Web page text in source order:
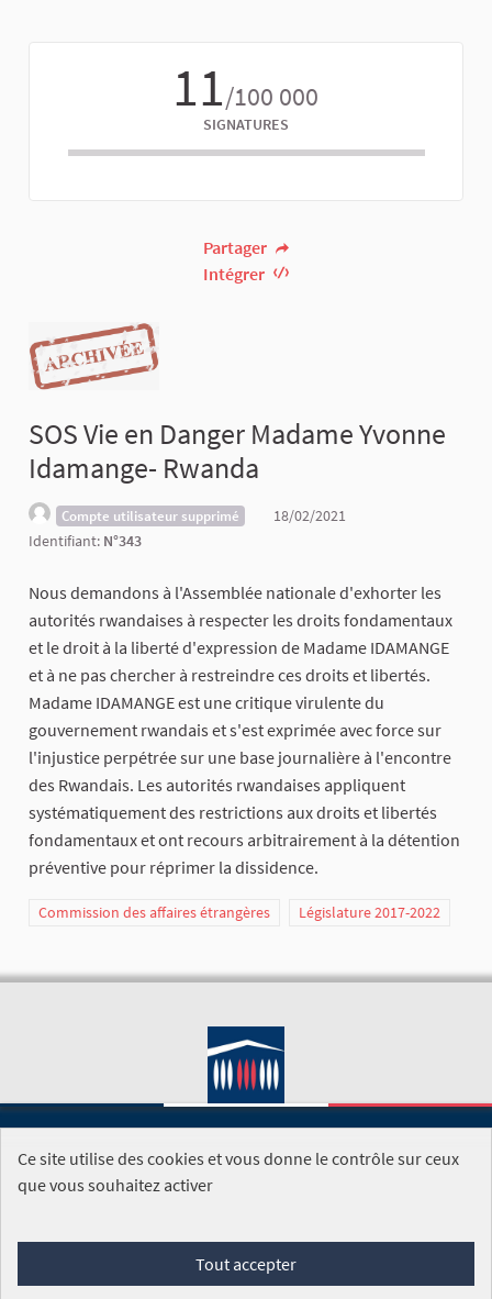
11/100 000
SIGNATURES
Partager
Intégrer
SOS Vie en Danger Madame Yvonne
Idamange- Rwanda
Compte utilisateur supprimé
18/02/2021
Identifiant: N°343
Nous demandons à l'Assemblée nationale d'exhorter les
autorités rwandaises à respecter les droits fondamentaux
et le droit à la liberté d'expression de Madame IDAMANGE
et à ne pas chercher à restreindre ces droits et libertés.
Madame IDAMANGE est une critique virulente du
gouvernement rwandais et s'est exprimée avec force sur
l'injustice perpétrée sur une base journalière à l'encontre
des Rwandais. Les autorités rwandaises appliquent
systématiquement des restrictions aux droits et libertés
fondamentaux et ont recours arbitrairement à la détention
préventive pour réprimer la dissidence.
Commission des affaires étrangères Législature 2017-2022
SITE DE L'ASSEMBLÉE NATIONALE
Foire aux questions
Conditions générales d'utilisation (CGU)
Ce site utilise des cookies et vous donne le contrôle sur ceux
que vous souhaitez activer
Tout accepter